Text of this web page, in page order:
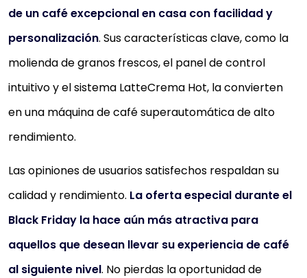
de un café excepcional en casa con facilidad y
personalización. Sus características clave, como la
molienda de granos frescos, el panel de control
intuitivo y el sistema LatteCrema Hot, la convierten
en una máquina de café superautomática de alto
rendimiento.
Las opiniones de usuarios satisfechos respaldan su
calidad y rendimiento. La oferta especial durante el
Black Friday la hace aún más atractiva para
aquellos que desean llevar su experiencia de café
al siguiente nivel. No pierdas la oportunidad de